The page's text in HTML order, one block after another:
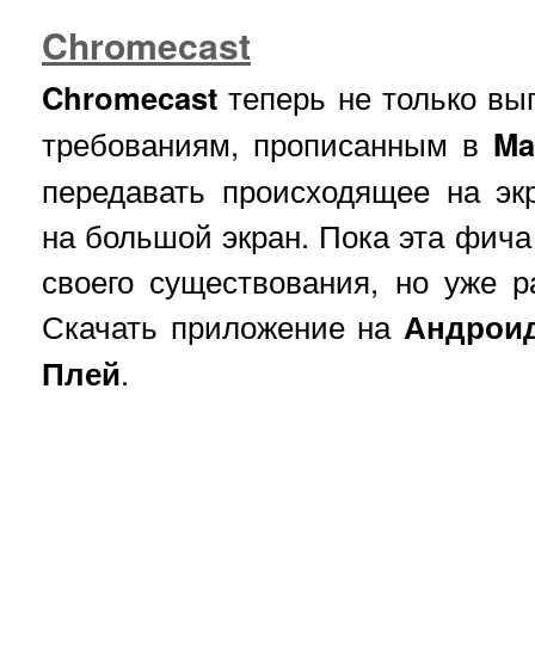
Chromecast
Chromecast теперь не только
требованиям, прописанным в
передавать происходящее на
на большой экран. Пока эта
своего существования, но уже
Скачать приложение на
Плей.